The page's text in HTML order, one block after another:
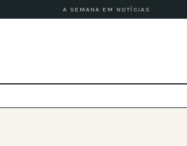
A SEMANA EM NOTÍCIAS